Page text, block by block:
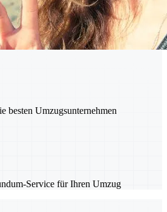
besten Umzugsunternehmen
Service für Ihren Umzug